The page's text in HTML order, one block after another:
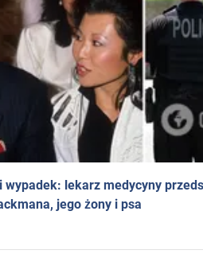
lekarz medycyny
jego żony i psa